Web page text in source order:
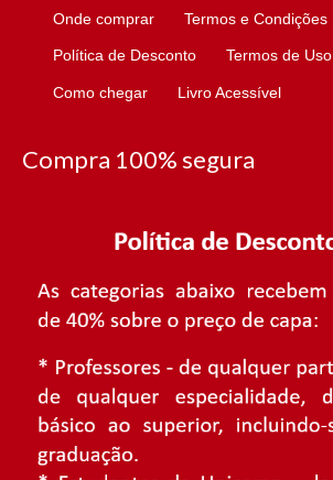
Onde comprar Termos e Condições
Política de Desconto Termos de Uso
Como chegar Livro Acessível
Compra 100% segura